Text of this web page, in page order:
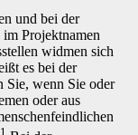
und bei der
Projektnamen
widmen sich
es bei der
Sie, wenn Sie oder
oder aus
1